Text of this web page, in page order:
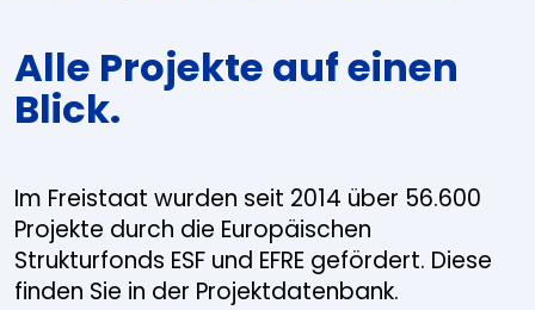
Alle Projekte auf einen
Blick.
Im Freistaat wurden seit 2014 über 56.600
Projekte durch die Europäischen
Strukturfonds ESF und EFRE gefördert. Diese
finden Sie in der Projektdatenbank.